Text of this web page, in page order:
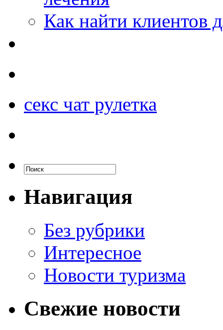
Как найти клиентов
секс чат рулетка
Навигация
Без рубрики
Интересное
Новости туризма
Свежие новости